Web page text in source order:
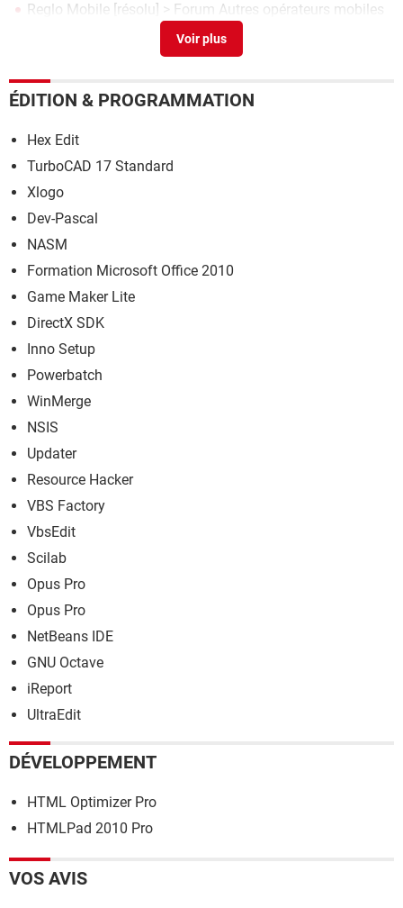
Reglo Mobile [résolu] > Forum Autres opérateurs mobiles
Mfacebook.com mobile> Guide
> Accueil - Guide technologies
ÉDITION & PROGRAMMATION
Hex Edit
TurboCAD 17 Standard
Xlogo
Dev-Pascal
NASM
Formation Microsoft Office 2010
Game Maker Lite
DirectX SDK
Inno Setup
Powerbatch
WinMerge
NSIS
Updater
Resource Hacker
VBS Factory
VbsEdit
Scilab
Opus Pro
Opus Pro
NetBeans IDE
GNU Octave
iReport
UltraEdit
DÉVELOPPEMENT
HTML Optimizer Pro
HTMLPad 2010 Pro
VOS AVIS